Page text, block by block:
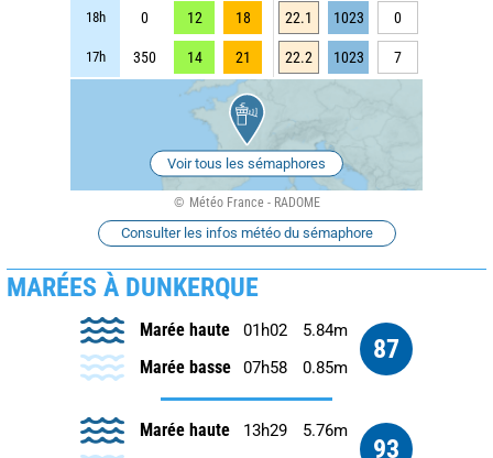
18h 0 12 18 22.1 1023 0
17h 350 14 21 22.2 1023 7
Voir tous les sémaphores
Météo France - RADOME
Consulter les infos météo du sémaphore
MARÉES À DUNKERQUE
87
Marée haute 01h02 5.84m
Marée basse 07h58 0.85m
93
Marée haute 13h29 5.76m